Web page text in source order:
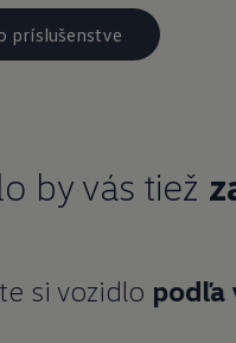
príslušenstve
by vás tiež
si vozidlo podľa